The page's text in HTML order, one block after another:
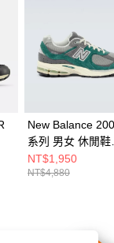
New Balance
系列 男女 休閒鞋
M2002REM-D
NT$1,950
NT$4,880